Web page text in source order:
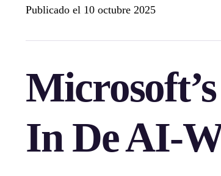
Publicado el 10 octubre 2025
In De AI-